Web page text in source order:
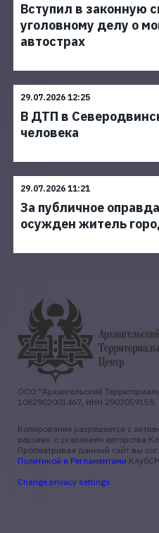
Вступил в законную
уголовному делу о
автострах
29.07.2026 12:25
В ДТП в
человека
29.07.2026 11:21
За публичное
осужден житель
ООО "Архангельский
1082902001467, ИНН 2902059158.
Копирование разрешается с
версиях: с указанием авторства
Просматривая данный сайт вы
Политикой и Регламентами
Change privacy settings